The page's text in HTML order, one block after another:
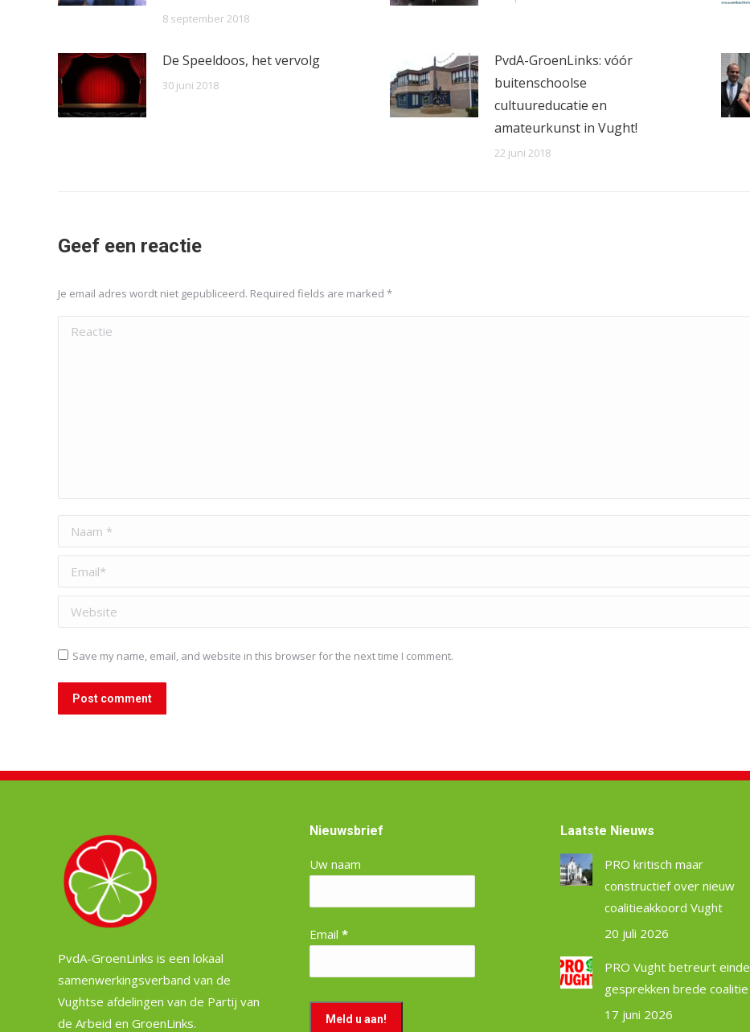
8 september 2018
De Speeldoos, het vervolg
30 juni 2018
PvdA-GroenLinks: vóór
buitenschoolse
cultuureducatie en
amateurkunst in Vught!
22 juni 2018
Geef een reactie
Je email adres wordt niet gepubliceerd. Required fields are marked *
Reactie
Naam *
Email *
Website
Save my name, email, and website in this browser for the next time I comment.
Post comment
PvdA-GroenLinks is een lokaal
samenwerkingsverband van de
Vughtse afdelingen van de Partij van
de Arbeid en GroenLinks.
Nieuwsbrief
Uw naam
Email *
Laatste Nieuws
PRO kritisch maar
constructief over nieuw
coalitieakkoord Vught
20 juli 2026
PRO Vught betreurt einde
gesprekken brede coalitie
17 juni 2026